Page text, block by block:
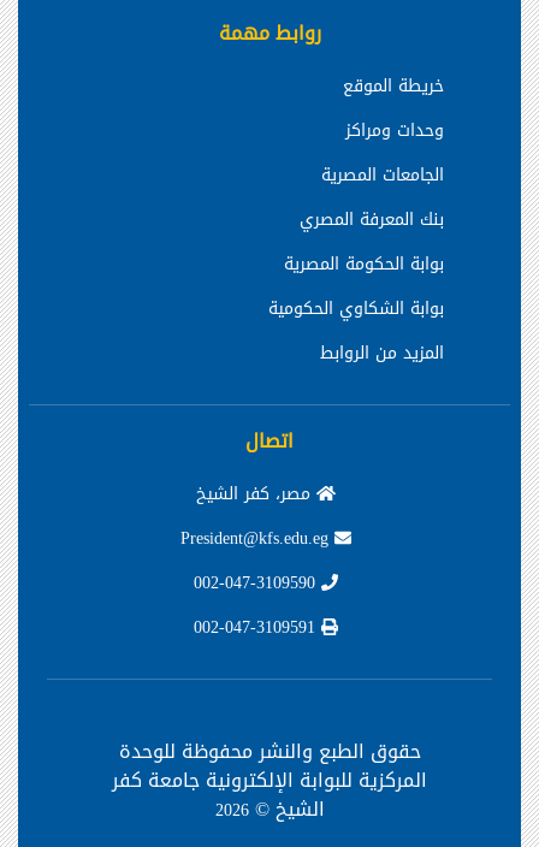
روابط مهمة
خريطة الموقع
وحدات ومراكز
الجامعات المصرية
بنك المعرفة المصري
بوابة الحكومة المصرية
بوابة الشكاوي الحكومية
المزيد من الروابط
اتصال
مصر، كفر الشيخ
حقوق الطبع والنشر محفوظة للوحدة
المركزية للبوابة الإلكترونية جامعة كفر
الشيخ ©2026